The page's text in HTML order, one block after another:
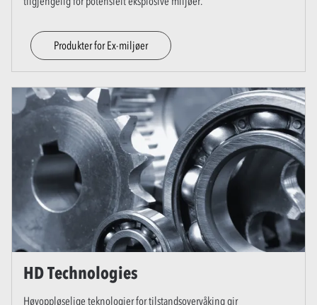
Produkter for Ex-miljøer
HD Technologies
Høyoppløselige teknologier for tilstandsovervåking gir